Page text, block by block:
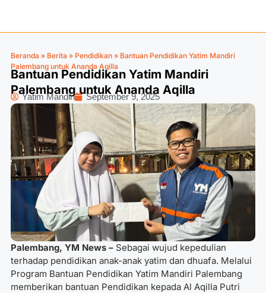
Beranda » Berita » Pendidikan » Bantuan Pendidikan Yatim Mandiri
Palembang untuk Ananda Aqilla
Bantuan Pendidikan Yatim Mandiri
Palembang untuk Ananda Aqilla
Yatim Mandiri September 9, 2025
Palembang, YM News – Sebagai wujud kepedulian
terhadap pendidikan anak-anak yatim dan dhuafa. Melalui
Program Bantuan Pendidikan Yatim Mandiri Palembang
memberikan bantuan Pendidikan kepada Al Aqilla Putri